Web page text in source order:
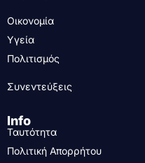
Οικονομία
Υγεία
Πολιτισμός
Συνεντεύξεις
Info
Ταυτότητα
Πολιτική Απορρήτου